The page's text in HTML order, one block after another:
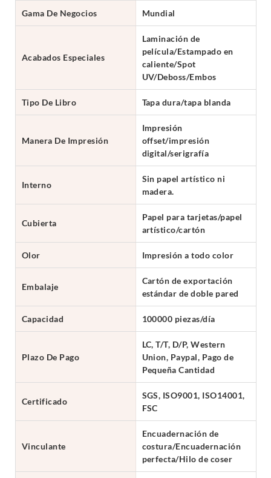
Gama De Negocios Mundial
Acabados Especiales
Laminación de
película/Estampado en
caliente/Spot
UV/Deboss/Embos
Tipo De Libro Tapa dura/tapa blanda
Manera De Impresión
Impresión
offset/impresión
digital/serigrafía
Interno
Sin papel artístico ni
madera.
Cubierta
Papel para tarjetas/papel
artístico/cartón
Olor Impresión a todo color
Embalaje
Cartón de exportación
estándar de doble pared
Capacidad 100000 piezas/día
Plazo De Pago
LC, T/T, D/P, Western
Union, Paypal, Pago de
Pequeña Cantidad
Certificado
SGS, ISO9001, ISO14001,
FSC
Vinculante
Encuadernación de
costura/Encuadernación
perfecta/Hilo de coser